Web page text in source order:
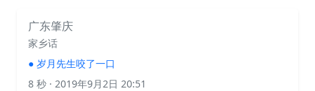
广东肇庆
家乡话
● 岁月先生咬了一口
8 秒 · 2019年9月2日 20:51